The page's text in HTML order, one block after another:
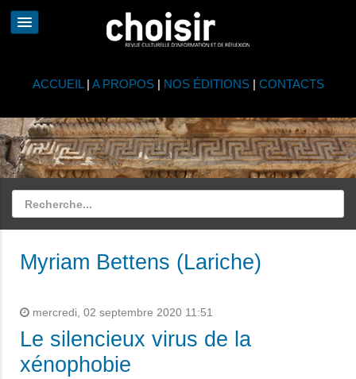
ACCUEIL | A PROPOS| NOS ÉDITIONS| CONTACTS
Myriam Bettens (Lariche)
mercredi, 02 septembre 2020 11:51
Le silencieux virus de la
xénophobie